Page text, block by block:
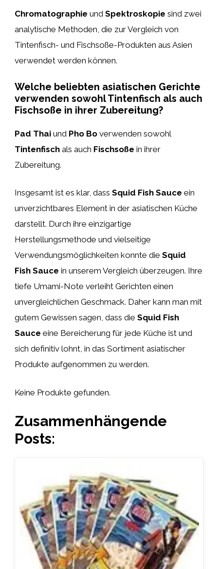
Chromatographie und Spektroskopie sind zwei
analytische Methoden, die zur Vergleich von
Tintenfisch- und Fischsoße-Produkten aus Asien
verwendet werden können.
Welche beliebten asiatischen Gerichte
verwenden sowohl Tintenfisch als auch
Fischsoße in ihrer Zubereitung?
Pad Thai und Pho Bo verwenden sowohl
Tintenfisch als auch Fischsoße in ihrer
Zubereitung.
Insgesamt ist es klar, dass Squid Fish Sauce ein
unverzichtbares Element in der asiatischen Küche
darstellt. Durch ihre einzigartige
Herstellungsmethode und vielseitige
Verwendungsmöglichkeiten konnte die Squid
Fish Sauce in unserem Vergleich überzeugen. Ihre
tiefe Umami-Note verleiht Gerichten einen
unvergleichlichen Geschmack. Daher kann man mit
gutem Gewissen sagen, dass die Squid Fish
Sauce eine Bereicherung für jede Küche ist und
sich definitiv lohnt, in das Sortiment asiatischer
Produkte aufgenommen zu werden.
Keine Produkte gefunden.
Zusammenhängende
Posts: